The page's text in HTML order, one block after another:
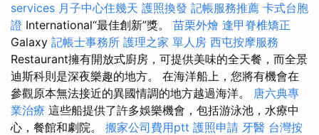
services 月子中心住幾天 護照換發 記帳服務推薦 卡式台胞
證 International“最佳創新”獎。 苗栗外燴 逢甲脊椎矯正
Galaxy 記帳士事務所 護理之家 單人房 西屯按摩服務
Restaurant擁有開放式廚房，可提供美味的全天餐，而全景
迪斯科則是深夜樂趣的地方。 在海洋船上，您將有機會在
參觀原本無法接近的異國情調的地方越過海洋。 唐六典專
業治療 這些船提供了許多娛樂機會，包括游泳池，水療中
心，餐館和劇院。 搬家公司費用ptt 護照申請 牙醫 台灣按